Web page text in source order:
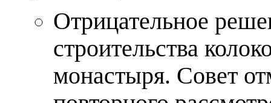
Отрицательное
строительства
монастыря. Совет